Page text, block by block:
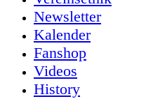
Newsletter
Kalender
Fanshop
Videos
History